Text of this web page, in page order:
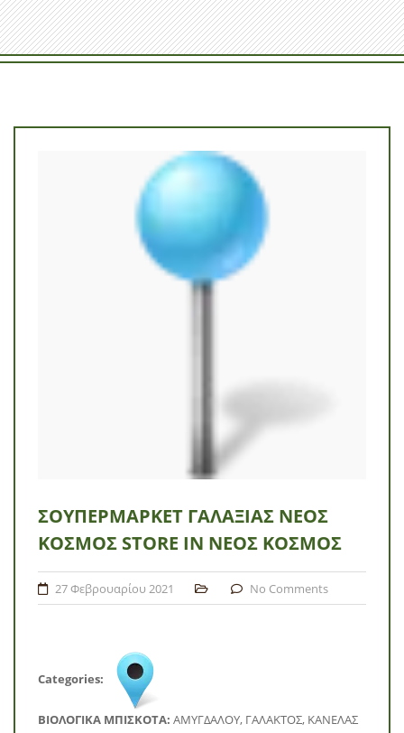
ΣΟΥΠΕΡΜΆΡΚΕΤ ΓΑΛΑΞΊΑΣ ΝΈΟΣ
ΚΌΣΜΟΣ STORE IN ΝΈΟΣ ΚΌΣΜΟΣ
27 Φεβρουαρίου 2021 No Comments
Categories:
BΙΟΛΟΓΙΚΑ ΜΠΙΣΚΟΤΑ: ΑΜΥΓΔΑΛΟΥ, ΓΑΛΑΚΤΟΣ, ΚΑΝΕΛΑΣ